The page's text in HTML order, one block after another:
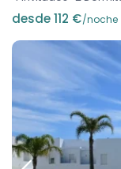
desde 112 €/noche